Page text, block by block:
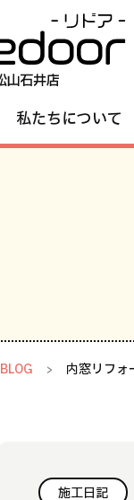
私たちについて
内窓リフォ
施工日記